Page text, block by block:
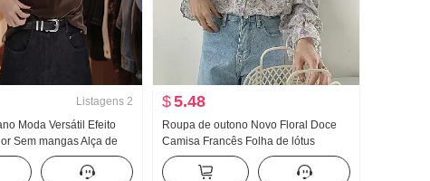
Listagens 2
Moda Versátil Efeito
Sem mangas Alça de
2026 Primavera e verão
Avançado
$5.48
Roupa de outono Novo Floral Doce
Camisa Francês Folha de lótus
Design Sentido Nicho pequeno
Manga longa Porto Vento Commuting